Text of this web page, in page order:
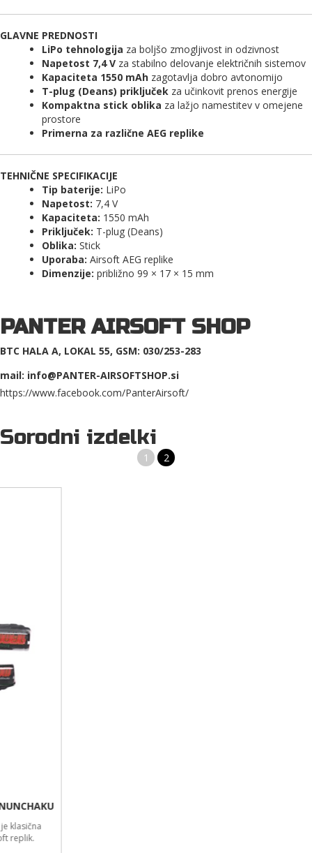
GLAVNE PREDNOSTI
LiPo tehnologija za boljšo zmogljivost in odzivnost
Napetost 7,4 V za stabilno delovanje električnih sistemov
Kapaciteta 1550 mAh zagotavlja dobro avtonomijo
T-plug (Deans) priključek za učinkovit prenos energije
Kompaktna stick oblika za lažjo namestitev v omejene
prostore
Primerna za različne AEG replike
TEHNIČNE SPECIFIKACIJE
Tip baterije: LiPo
Napetost: 7,4 V
Kapaciteta: 1550 mAh
Priključek: T-plug (Deans)
Oblika: Stick
Uporaba: Airsoft AEG replike
Dimenzije: približno 99 × 17 × 15 mm
PANTER AIRSOFT SHOP
BTC HALA A, LOKAL 55, GSM: 030/253-283
mail: info@PANTER-AIRSOFTSHOP.si
https://www.facebook.com/PanterAirsoft/
Sorodni izdelki
1 2